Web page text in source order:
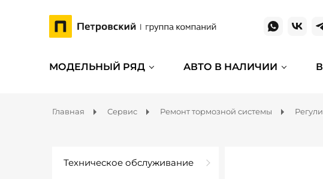
МОДЕЛЬНЫЙ РЯД АВТО В НАЛИЧИИ
Главная Сервис Ремонт тормозной системы
Техническое обслуживание